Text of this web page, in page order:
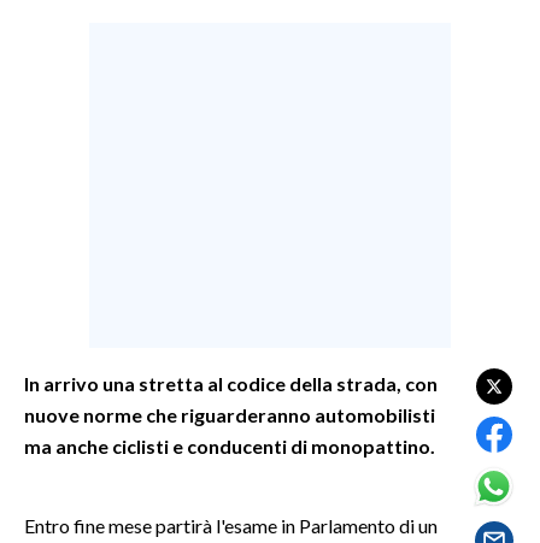
SALUTE
SARDI NEL MONDO
In arrivo una stretta al codice della strada, con
nuove norme che riguarderanno automobilisti
ma anche ciclisti e conducenti di monopattino.
Entro fine mese partirà l'esame in Parlamento di un